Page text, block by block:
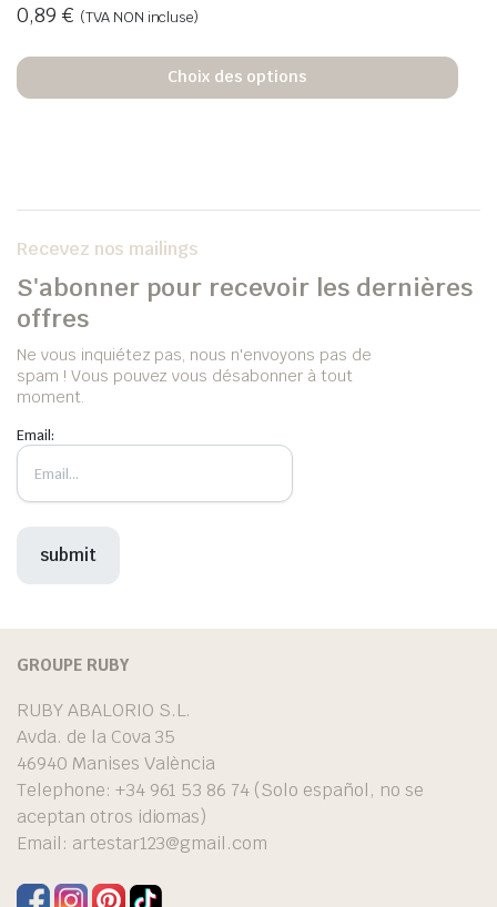
0,89 € (TVA NON incluse)
Choix des options
Recevez nos mailings
S'abonner pour recevoir les dernières
offres
Ne vous inquiétez pas, nous n'envoyons pas de
spam ! Vous pouvez vous désabonner à tout
moment.
Email:
GROUPE RUBY
RUBY ABALORIO S.L.
Avda. de la Cova 35
46940 Manises València
Telephone: +34 961 53 86 74 (Solo español, no se
aceptan otros idiomas)
Email: artestar123@gmail.com